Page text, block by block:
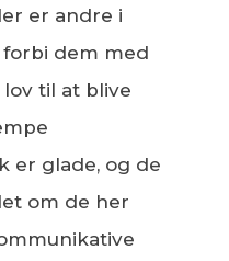
er andre i
dem med
til at blive
er glade, og de
om de her